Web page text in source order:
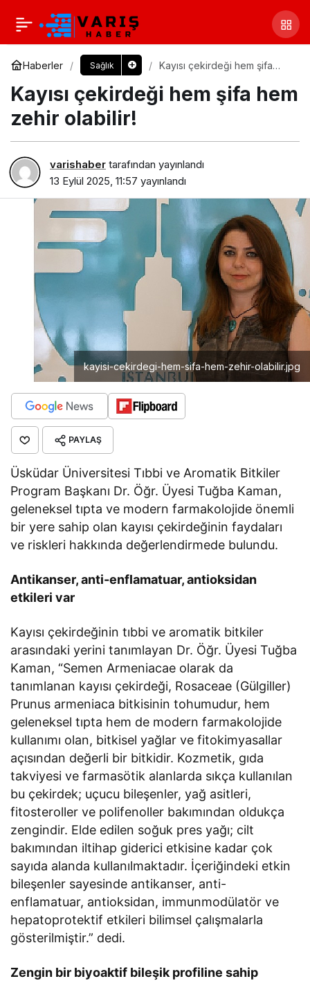
Haberler Sağlık
Kayısı çekirdeği hem şifa
Kayısı çekirdeği hem şifa hem
zehir olabilir!
varishaber tarafından yayınlandı
13 Eylül 2025, 11:57 yayınlandı
kayisi-cekirdegi-hem-sifa-hem-zehir-olabilir.jpg
PAYLAŞ
Üsküdar Üniversitesi Tıbbi ve Aromatik Bitkiler
Program Başkanı Dr. Öğr. Üyesi Tuğba Kaman,
geleneksel tıpta ve modern farmakolojide önemli
bir yere sahip olan kayısı çekirdeğinin faydaları
ve riskleri hakkında değerlendirmede bulundu.
Antikanser, anti-enflamatuar, antioksidan
etkileri var
Kayısı çekirdeğinin tıbbi ve aromatik bitkiler
arasındaki yerini tanımlayan Dr. Öğr. Üyesi Tuğba
Kaman, “Semen Armeniacae olarak da
tanımlanan kayısı çekirdeği, Rosaceae (Gülgiller)
Prunus armeniaca bitkisinin tohumudur, hem
geleneksel tıpta hem de modern farmakolojide
kullanımı olan, bitkisel yağlar ve fitokimyasallar
açısından değerli bir bitkidir. Kozmetik, gıda
takviyesi ve farmasötik alanlarda sıkça kullanılan
bu çekirdek; uçucu bileşenler, yağ asitleri,
fitosteroller ve polifenoller bakımından oldukça
zengindir. Elde edilen soğuk pres yağı; cilt
bakımından iltihap giderici etkisine kadar çok
sayıda alanda kullanılmaktadır. İçeriğindeki etkin
bileşenler sayesinde antikanser, anti-
enflamatuar, antioksidan, immunmodülatör ve
hepatoprotektif etkileri bilimsel çalışmalarla
gösterilmiştir.” dedi.
Zengin bir biyoaktif bileşik profiline sahip